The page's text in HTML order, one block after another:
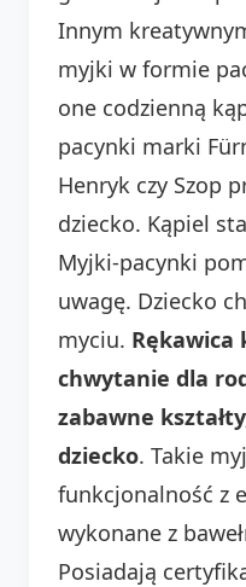
Innym
myjki w formie
one codzienną
pacynki marki
Henryk czy Szop
dziecko. Kąpiel
Myjki-pacynki
uwagę. Dziecko
myciu. Rękawica
chwytanie dla
zabawne
dziecko. Takie
funkcjonalność z
wykonane z
Posiadają